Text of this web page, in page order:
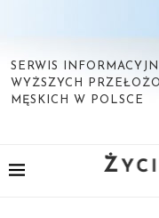
SERWIS
WYŻSZYCH
MĘSKICH W POLSCE